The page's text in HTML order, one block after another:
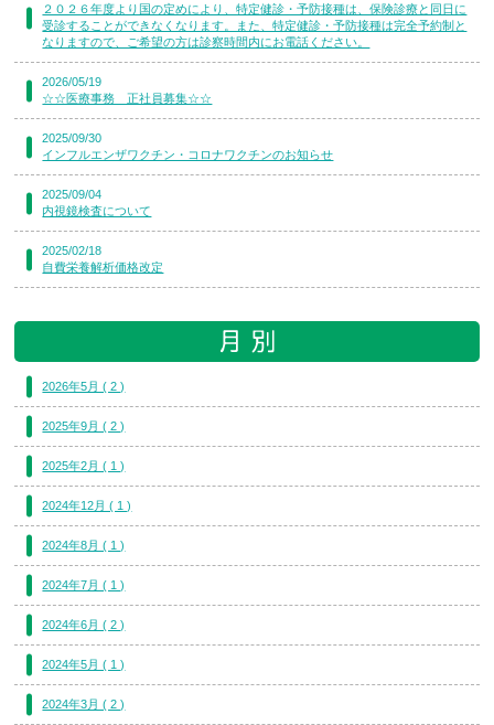
２０２６年度より国の定めにより、特定健診・予防接種は、保険診療と同日に
受診することができなくなります。また、特定健診・予防接種は完全予約制と
なりますので、ご希望の方は診察時間内にお電話ください。
2026/05/19
☆☆医療事務 正社員募集☆☆
2025/09/30
インフルエンザワクチン・コロナワクチンのお知らせ
2025/09/04
内視鏡検査について
2025/02/18
自費栄養解析価格改定
2026年5月 ( 2 )
2025年9月 ( 2 )
2025年2月 ( 1 )
2024年12月 ( 1 )
2024年8月 ( 1 )
2024年7月 ( 1 )
2024年6月 ( 2 )
2024年5月 ( 1 )
2024年3月 ( 2 )